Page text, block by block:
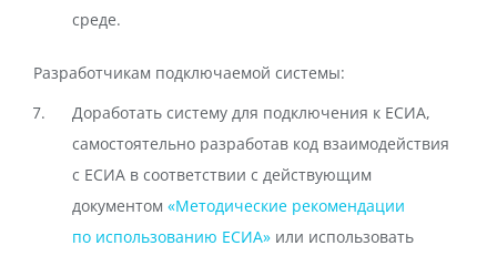
среде.
Разработчикам подключаемой системы:
Доработать систему для подключения к ЕСИА,
самостоятельно разработав код взаимодействия
с ЕСИА в соответствии с действующим
документом «Методические рекомендации
по использованию ЕСИА» или использовать